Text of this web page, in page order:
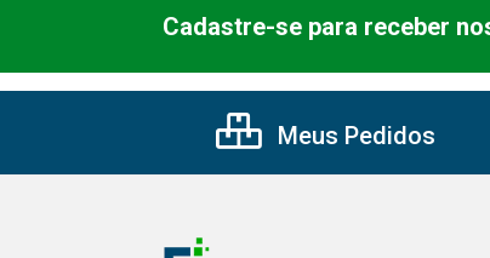
Cadastre-se para receber
Meus Pedidos